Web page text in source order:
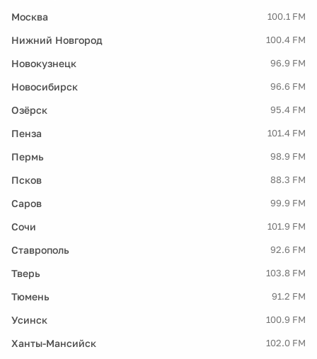
Москва 100.1 FM
Нижний Новгород 100.4 FM
Новокузнецк 96.9 FM
Новосибирск 96.6 FM
Озёрск 95.4 FM
Пенза 101.4 FM
Пермь 98.9 FM
Псков 88.3 FM
Саров 99.9 FM
Сочи 101.9 FM
Ставрополь 92.6 FM
Тверь 103.8 FM
Тюмень 91.2 FM
Усинск 100.9 FM
Ханты-Мансийск 102.0 FM